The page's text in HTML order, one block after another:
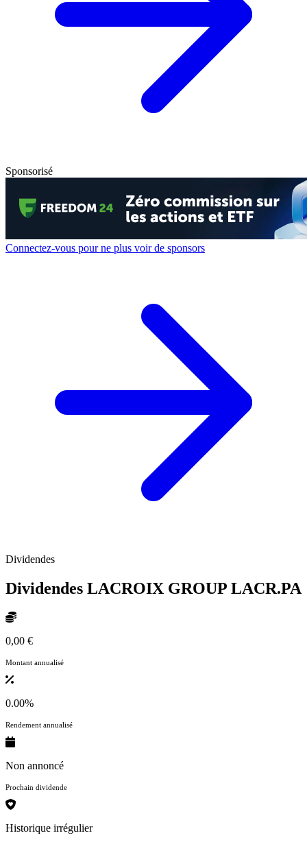
Sponsorisé
Connectez-vous pour ne plus voir de sponsors
Dividendes
Dividendes LACROIX GROUP LACR.PA
0,00 €
Montant annualisé
0.00%
Rendement annualisé
Non annoncé
Prochain dividende
Historique irrégulier